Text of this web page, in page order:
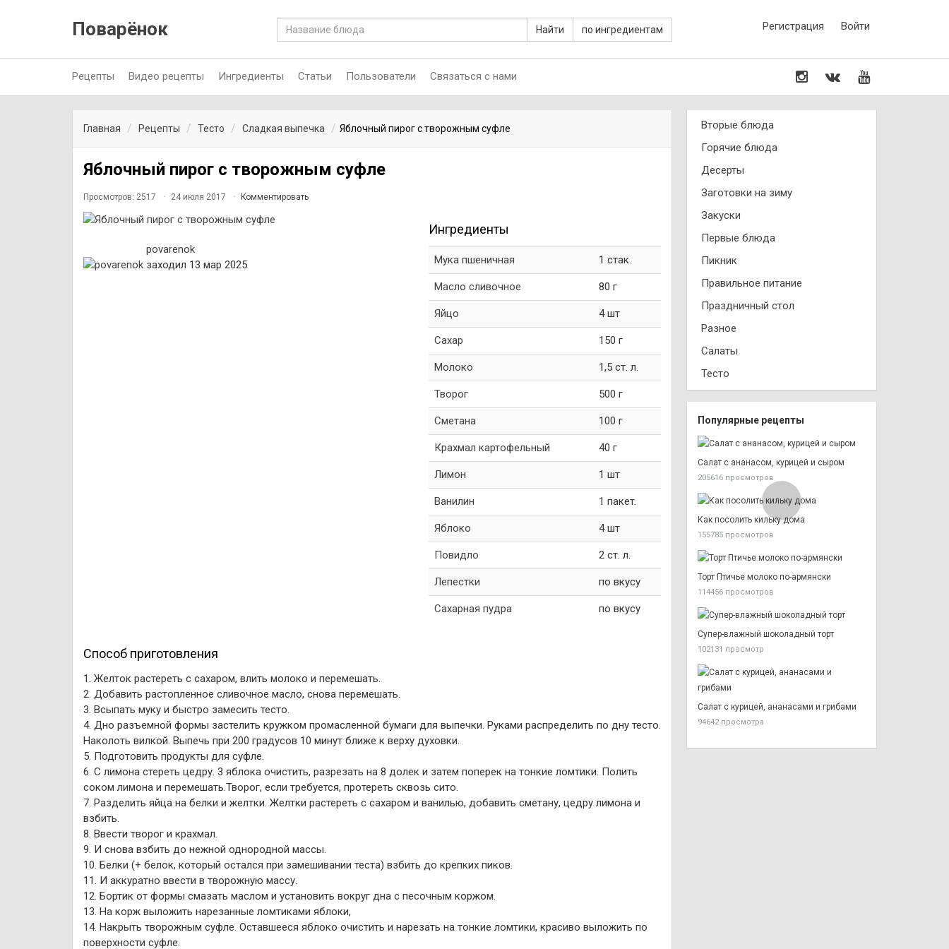
Поварёнок Найти по ингредиентам Регистрация Войти
Рецепты Видео рецепты Ингредиенты Статьи Пользователи Связаться с нами
Главная Рецепты Тесто Сладкая выпечка Яблочный пирог с творожным суфле
Яблочный пирог с творожным суфле
Просмотров: 2517 24 июля 2017 Комментировать
povarenok
заходил 13 мар 2025
Ингредиенты
Мука пшеничная 1 стак.
Масло сливочное 80 г
Яйцо 4 шт
Сахар 150 г
Молоко 1,5 ст. л.
Творог 500 г
Сметана 100 г
Крахмал картофельный 40 г
Лимон 1 шт
Ванилин 1 пакет.
Яблоко 4 шт
Повидло 2 ст. л.
Лепестки по вкусу
Сахарная пудра по вкусу
Способ приготовления
1. Желток растереть с сахаром, влить молоко и перемешать.
2. Добавить растопленное сливочное масло, снова перемешать.
3. Всыпать муку и быстро замесить тесто.
4. Дно разъемной формы застелить кружком промасленной бумаги для выпечки. Руками распределить по дну тесто.
Наколоть вилкой. Выпечь при 200 градусов 10 минут ближе к верху духовки.
5. Подготовить продукты для суфле.
6. С лимона стереть цедру. 3 яблока очистить, разрезать на 8 долек и затем поперек на тонкие ломтики. Полить
соком лимона и перемешать.Творог, если требуется, протереть сквозь сито.
7. Разделить яйца на белки и желтки. Желтки растереть с сахаром и ванилью, добавить сметану, цедру лимона и
взбить.
8. Ввести творог и крахмал.
9. И снова взбить до нежной однородной массы.
10. Белки (+ белок, который остался при замешивании теста) взбить до крепких пиков.
11. И аккуратно ввести в творожную массу.
12. Бортик от формы смазать маслом и установить вокруг дна с песочным коржом.
13. На корж выложить нарезанные ломтиками яблоки,
14. Накрыть творожным суфле. Оставшееся яблоко очистить и нарезать на тонкие ломтики, красиво выложить по
поверхности суфле.
Вторые блюда
Горячие блюда
Десерты
Заготовки на зиму
Закуски
Первые блюда
Пикник
Правильное питание
Праздничный стол
Разное
Салаты
Тесто
Популярные рецепты
Салат с ананасом, курицей и сыром
205616 просмотров
Как посолить кильку дома
155785 просмотров
Торт Птичье молоко по-армянски
114456 просмотров
Супер-влажный шоколадный торт
102131 просмотр
Салат с курицей, ананасами и грибами
94642 просмотра